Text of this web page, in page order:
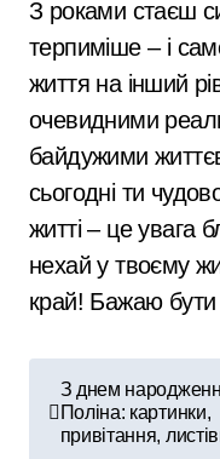
З роками стаєш сильніше, мудріше,
терпиміше – і
життя на інший
очевидними
байдужими
сьогодні ти
житті – це увага
нехай у твоєму
край! Бажаю
З днем
Поліна: картинки,
привітання,